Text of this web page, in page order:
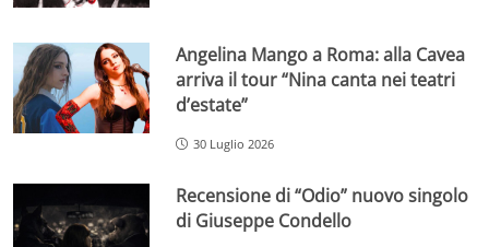
Angelina Mango a Roma: alla Cavea
arriva il tour “Nina canta nei teatri
d’estate”
30 Luglio 2026
Recensione di “Odio” nuovo singolo
di Giuseppe Condello